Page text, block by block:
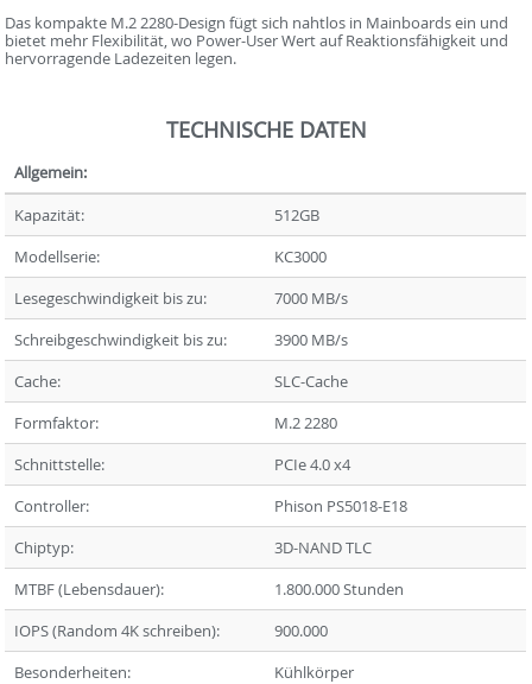
Das kompakte M.2 2280-Design fügt sich nahtlos in Mainboards ein und
bietet mehr Flexibilität, wo Power-User Wert auf Reaktionsfähigkeit und
hervorragende Ladezeiten legen.
TECHNISCHE DATEN
Allgemein:
Kapazität:
512GB
Modellserie:
KC3000
Lesegeschwindigkeit bis zu:
7000 MB/s
Schreibgeschwindigkeit bis zu:
3900 MB/s
Cache:
SLC-Cache
Formfaktor:
M.2 2280
Schnittstelle:
PCIe 4.0 x4
Controller:
Phison PS5018-E18
Chiptyp:
3D-NAND TLC
MTBF (Lebensdauer):
1.800.000 Stunden
IOPS (Random 4K schreiben):
900.000
Besonderheiten:
Kühlkörper